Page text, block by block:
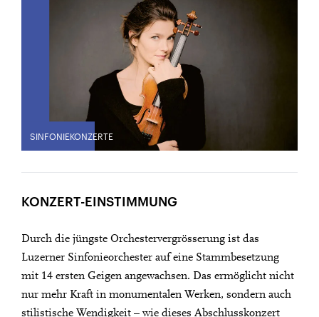
SINFONIEKONZERTE
KONZERT-EINSTIMMUNG
Durch die jüngste Orchestervergrösserung ist das
Luzerner Sinfonieorchester auf eine Stammbesetzung
mit 14 ersten Geigen angewachsen. Das ermöglicht nicht
nur mehr Kraft in monumentalen Werken, sondern auch
stilistische Wendigkeit – wie dieses Abschlusskonzert